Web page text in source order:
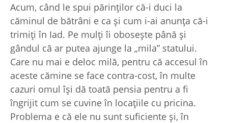
Acum, când le spui părinţilor că-i duci la
căminul de bătrâni e ca şi cum i-ai anunţa că-i
trimiţi în Iad. Pe mulţi îi oboseşte până şi
gândul că ar putea ajunge la „mila” statului.
Care nu mai e deloc milă, pentru că accesul în
aceste cămine se face contra-cost, în multe
cazuri omul îşi dă toată pensia pentru a fi
îngrijit cum se cuvine în locaţiile cu pricina.
Problema e că ele nu sunt suficiente şi, în